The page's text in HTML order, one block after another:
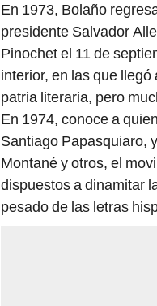
En 1973, Bolaño
presidente Salvador
Pinochet el 11 de
interior, en las que
patria literaria, pero
En 1974, conoce a
Santiago Papasquiaro,
Montané y otros, el
dispuestos a dinamitar
pesado de las letras